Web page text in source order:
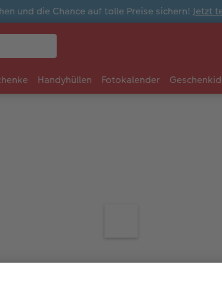
und die Chance auf tolle Preise sichern!Jetzt
Handyhüllen Fotokalender